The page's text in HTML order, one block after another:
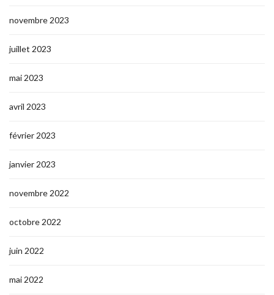
novembre 2023
juillet 2023
mai 2023
avril 2023
février 2023
janvier 2023
novembre 2022
octobre 2022
juin 2022
mai 2022